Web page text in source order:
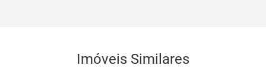
Imóveis Similares